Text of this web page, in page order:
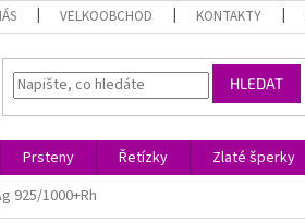
VELKOOBCHOD KONTAKTY
HLEDAT
Prsteny Řetízky Zlaté šperky
925/1000+Rh